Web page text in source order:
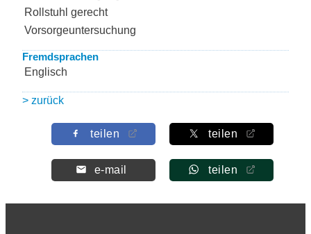
Rollstuhl gerecht
Vorsorgeuntersuchung
Fremdsprachen
Englisch
> zurück
teilen teilen
e-mail teilen